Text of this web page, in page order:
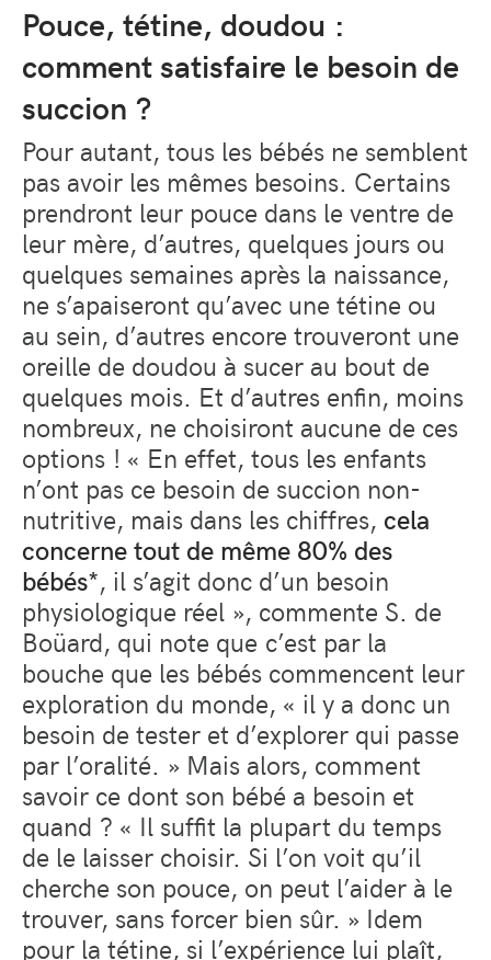
Pouce, tétine, doudou :
comment satisfaire le besoin de
succion ?
Pour autant, tous les bébés ne semblent
pas avoir les mêmes besoins. Certains
prendront leur pouce dans le ventre de
leur mère, d’autres, quelques jours ou
quelques semaines après la naissance,
ne s’apaiseront qu’avec une tétine ou
au sein, d’autres encore trouveront une
oreille de doudou à sucer au bout de
quelques mois. Et d’autres enfin, moins
nombreux, ne choisiront aucune de ces
options ! « En effet, tous les enfants
n’ont pas ce besoin de succion non-
nutritive, mais dans les chiffres, cela
concerne tout de même 80% des
bébés*, il s’agit donc d’un besoin
physiologique réel », commente S. de
Boüard, qui note que c’est par la
bouche que les bébés commencent leur
exploration du monde, « il y a donc un
besoin de tester et d’explorer qui passe
par l’oralité. » Mais alors, comment
savoir ce dont son bébé a besoin et
quand ? « Il suffit la plupart du temps
de le laisser choisir. Si l’on voit qu’il
cherche son pouce, on peut l’aider à le
trouver, sans forcer bien sûr. » Idem
pour la tétine, si l’expérience lui plaît,